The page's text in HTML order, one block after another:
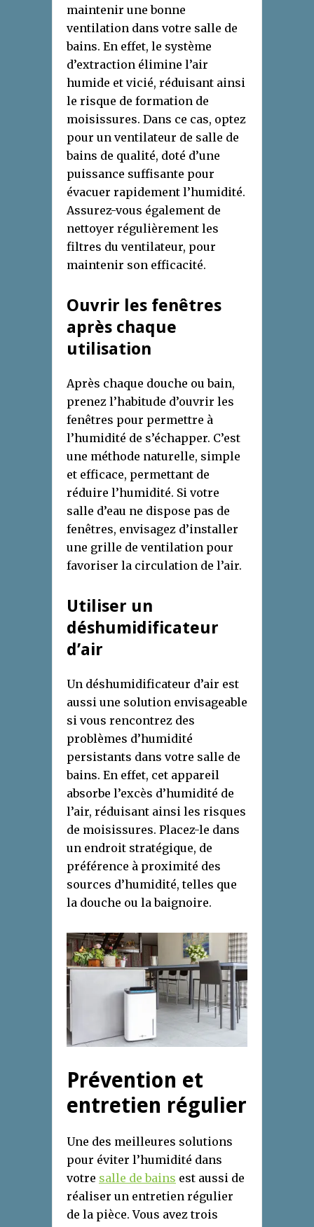
maintenir une bonne
ventilation dans votre salle de
bains. En effet, le système
d’extraction élimine l’air
humide et vicié, réduisant ainsi
le risque de formation de
moisissures. Dans ce cas, optez
pour un ventilateur de salle de
bains de qualité, doté d’une
puissance suffisante pour
évacuer rapidement l’humidité.
Assurez-vous également de
nettoyer régulièrement les
filtres du ventilateur, pour
maintenir son efficacité.
Ouvrir les fenêtres
après chaque
utilisation
Après chaque douche ou bain,
prenez l’habitude d’ouvrir les
fenêtres pour permettre à
l’humidité de s’échapper. C’est
une méthode naturelle, simple
et efficace, permettant de
réduire l’humidité. Si votre
salle d’eau ne dispose pas de
fenêtres, envisagez d’installer
une grille de ventilation pour
favoriser la circulation de l’air.
Utiliser un
déshumidificateur
d’air
Un déshumidificateur d’air est
aussi une solution envisageable
si vous rencontrez des
problèmes d’humidité
persistants dans votre salle de
bains. En effet, cet appareil
absorbe l’excès d’humidité de
l’air, réduisant ainsi les risques
de moisissures. Placez-le dans
un endroit stratégique, de
préférence à proximité des
sources d’humidité, telles que
la douche ou la baignoire.
Prévention et
entretien régulier
Une des meilleures solutions
pour éviter l’humidité dans
votre salle de bains est aussi de
réaliser un entretien régulier
de la pièce. Vous avez trois